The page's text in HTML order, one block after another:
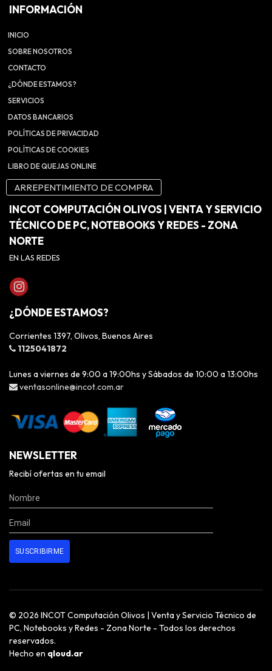
INFORMACIÓN
INICIO
SOBRE NOSOTROS
CONTACTO
¿DÓNDE ESTAMOS?
SERVICIOS
DATOS BANCARIOS
POLÍTICAS DE PRIVACIDAD
POLÍTICAS DE COOKIES
LIBRO DE QUEJAS ONLINE
ARREPENTIMIENTO DE COMPRA
INCOT COMPUTACIÓN OLIVOS | VENTA Y SERVICIO
TÉCNICO DE PC, NOTEBOOKS Y REDES - ZONA
NORTE
EN LAS REDES
¿DÓNDE ESTAMOS?
Corrientes 1397, Olivos, Buenos Aires
1125041872
Lunes a viernes de 9:00 a 19:00hs y Sábados de 10:00 a 13:00hs
ventasonline@incot.com.ar
NEWSLETTER
Recibí ofertas en tu email
© 2026 INCOT Computación Olivos | Venta y Servicio Técnico de
PC, Notebooks y Redes - Zona Norte - Todos los derechos
reservados.
Hecho en qloud.ar